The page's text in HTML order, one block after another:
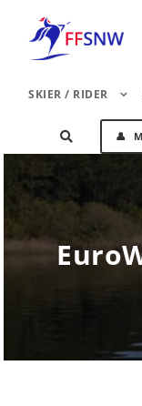
SKIER / RIDER
👤